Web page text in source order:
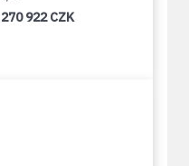
270 922 CZK